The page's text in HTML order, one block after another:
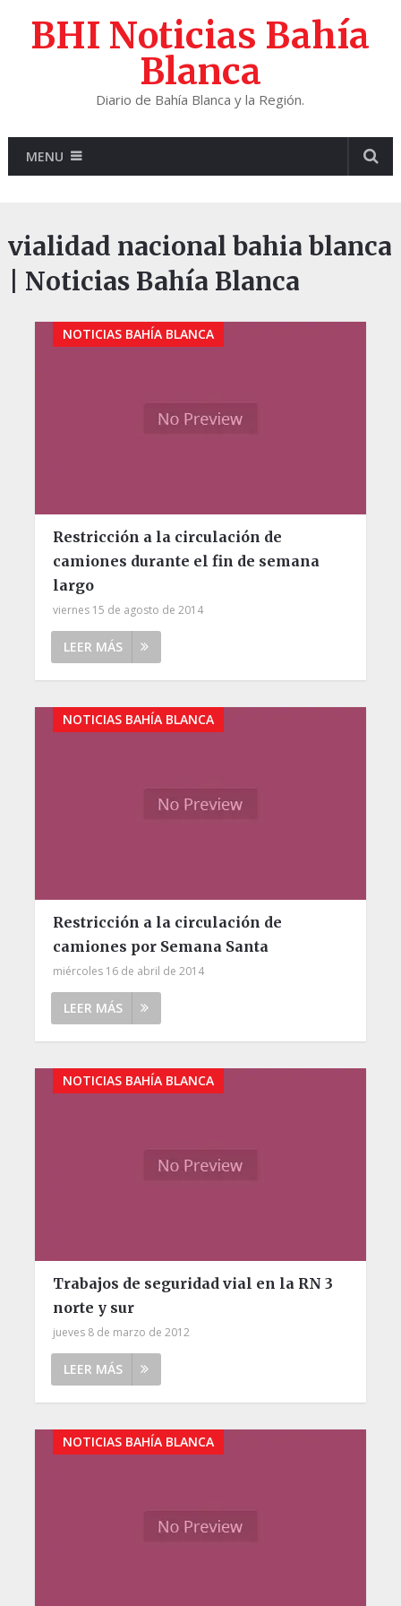
BHI Noticias Bahía
Blanca
Diario de Bahía Blanca y la Región.
MENU
vialidad nacional bahia blanca
| Noticias Bahía Blanca
NOTICIAS BAHÍA BLANCA
Restricción a la circulación de
camiones durante el fin de semana
largo
viernes 15 de agosto de 2014
LEER MÁS
NOTICIAS BAHÍA BLANCA
Restricción a la circulación de
camiones por Semana Santa
miércoles 16 de abril de 2014
LEER MÁS
NOTICIAS BAHÍA BLANCA
Trabajos de seguridad vial en la RN 3
norte y sur
jueves 8 de marzo de 2012
LEER MÁS
NOTICIAS BAHÍA BLANCA